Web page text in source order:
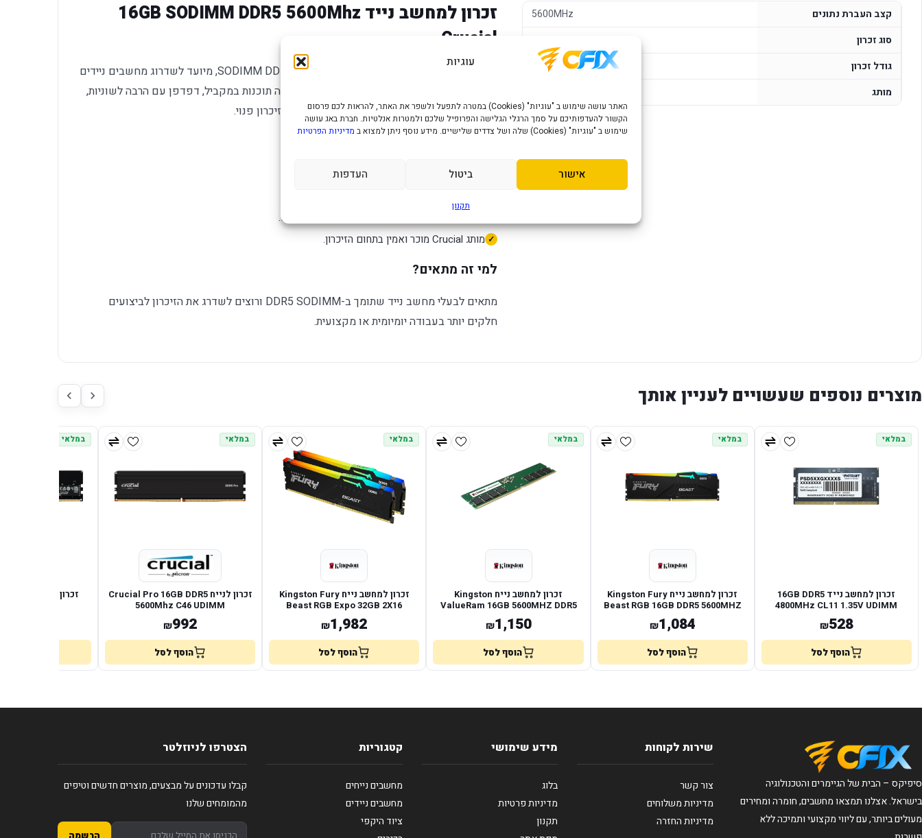
עוגיות
האתר עושה שימוש ב "עוגיות" (Cookies) במטרה לתפעל ולשפר את האתר, להראות לכם פרסום
הקשור להעדפותיכם על סמך הרגלי הגלישה והפרופיל שלכם ולמטרות אנלטיות. חברת באג עושה
שימוש ב "עוגיות" (Cookies) שלה ושל צדדים שלישיים. מידע נוסף ניתן למצוא ב
מדיניות הפרטיות
אישור ביטול העדפות
תקנון
קצב העברת נתונים
5600MHz
סוג זכרון
גודל זכרון
16GB
מותג
זכרון למחשב נייד 16GB SODIMM DDR5 5600Mhz
Crucial
זיכרון Crucial בנפח 16GB בתצורת SODIMM DDR5 5600MHz, מיועד לשדרוג מחשבים ניידים
תואמים. הוספת זיכרון יכולה לשפר עבודה עם כמה תוכנות במקביל, דפדפן עם הרבה לשוניות,
לימודים, עבודה משרדית ויישומים שדורשים יותר זיכרון פנוי.
נפח 16GB למחשב נייד תואם.
מותג Crucial מוכר ואמין בתחום הזיכרון.
למי זה מתאים?
מתאים לבעלי מחשב נייד שתומך ב-DDR5 SODIMM ורוצים לשדרג את הזיכרון לביצועים
חלקים יותר בעבודה יומיומית או מקצועית.
מוצרים נוספים שעשויים לעניין אותך
במלאי
זכרון למחשב נייד 16GB DDR5
4800MHz CL11 1.35V UDIMM
PATRIOT
₪528
הוסף לסל
במלאי
זכרון למחשב נייח Kingston Fury
Beast RGB 16GB DDR5 5600MHZ
C36 EXPO
₪1,084
הוסף לסל
במלאי
זכרון למחשב נייח Kingston
ValueRam 16GB 5600MHZ DDR5
non-ECC C46
₪1,150
הוסף לסל
במלאי
זכרון למחשב נייח Kingston Fury
Beast RGB Expo 32GB 2X16
5600MHZ DDR5 CL36
₪1,982
הוסף לסל
במלאי
זכרון לנייח Crucial Pro 16GB DDR5
5600Mhz C46 UDIMM
₪992
הוסף לסל
במלאי
סיפיקס – הבית של הגיימרים והטכנולוגיה
בישראל. אצלנו תמצאו מחשבים, חומרה ומחירים
מעולים ביותר, עם ליווי מקצועי ותמיכה ללא
שירות לקוחות
צור קשר
מדיניות משלוחים
מדיניות החזרה
מידע שימושי
בלוג
מדיניות פרטיות
תקנון
קטגוריות
מחשבים נייחים
מחשבים ניידים
ציוד היקפי
הצטרפו לניוזלטר
קבלו עדכונים על מבצעים, מוצרים חדשים וטיפים
מהמומחים שלנו